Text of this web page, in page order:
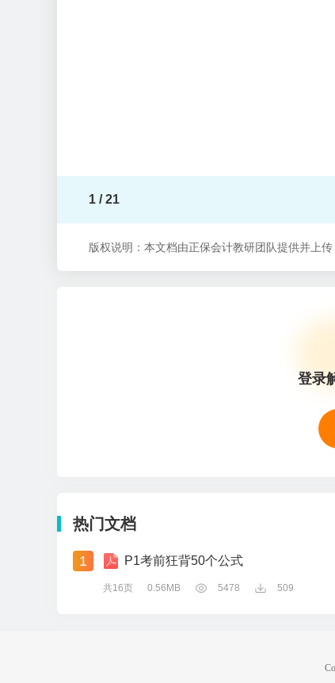
1 / 21
版权说明：本文档由正保会计教研团队提供并上
登录
热门文档
1 P1考前狂背50个公式
共16页 0.56MB 5478 509